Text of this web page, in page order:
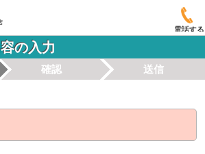
電話する
の入力
確認 送信